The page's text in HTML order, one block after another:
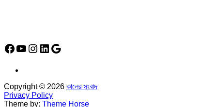
Facebook
YouTube
Instagram
LinkedIn
Google
Copyright © 2026 কালের সংবাদ
Privacy Policy
Theme by: Theme Horse